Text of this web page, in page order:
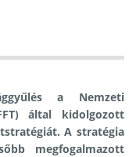
a Nemzeti
által kidolgozott
A stratégia
megfogalmazott